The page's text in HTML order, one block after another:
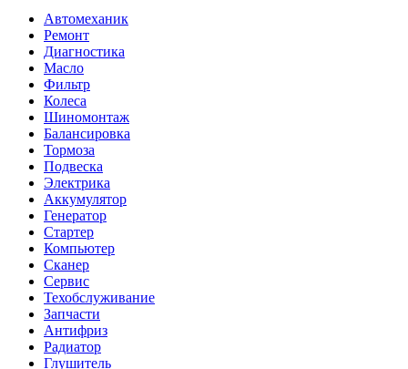
Автомеханик
Ремонт
Диагностика
Масло
Фильтр
Колеса
Шиномонтаж
Балансировка
Тормоза
Подвеска
Электрика
Аккумулятор
Генератор
Стартер
Компьютер
Сканер
Сервис
Техобслуживание
Запчасти
Антифриз
Радиатор
Глушитель